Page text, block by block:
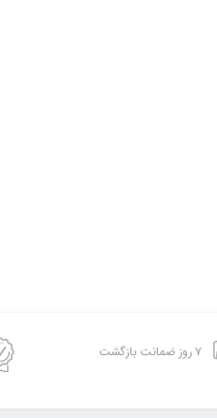
۷ روز ضمانت بازگشت